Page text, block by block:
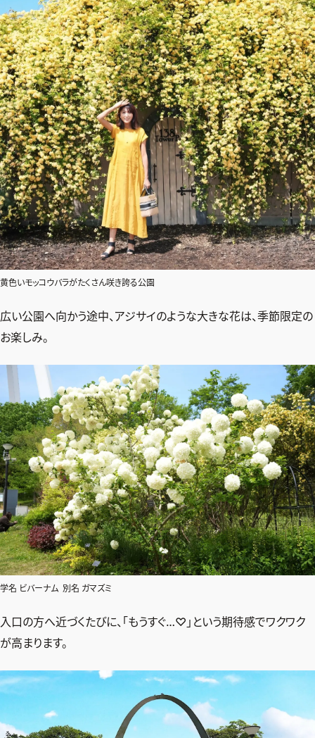
JOIN US
編集部から届くメールマガジン、
会員限定プレゼントや特別イベントへの応募など
特典が満載！
新規会員登録はこちら
黄色いモッコウバラがたくさん咲き誇る公園
広い公園へ向かう途中、アジサイのような大きな花は、季節限定の
お楽しみ。
学名 ビバーナム 別名 ガマズミ
入口の方へ近づくたびに、「もうすぐ…♡」という期待感でワクワク
が高まります。